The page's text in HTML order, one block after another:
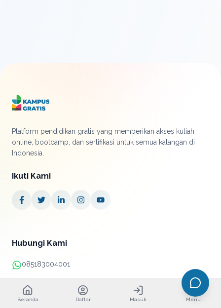
Platform pendidikan gratis yang memberikan akses kuliah
online, bootcamp, dan sertifikasi untuk semua kalangan di
Indonesia.
Ikuti Kami
Hubungi Kami
085183004001
info@kampusgratis.id
Beranda Daftar Masuk Menu